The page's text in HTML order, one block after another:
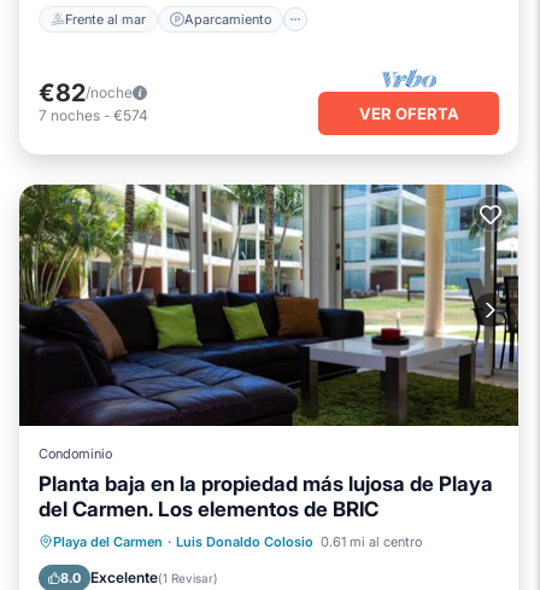
Frente al mar Aparcamiento
€82/noche
7 noches - €574 VER OFERTA
Condominio
Planta baja en la propiedad más lujosa de Playa
del Carmen. Los elementos de BRIC
Playa del Carmen · Luis Donaldo Colosio 0.61 mi al centro
8.0 Excelente(1 Revisar)
Frente al mar Aparcamiento
Piscina
Vista al mar